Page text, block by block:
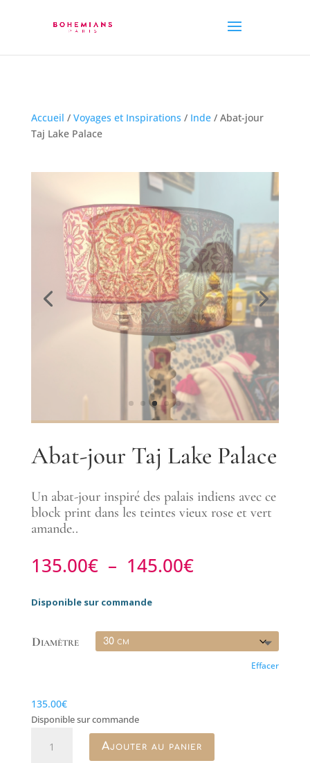
Accueil / Voyages et Inspirations / Inde/ Abat-jour
Taj Lake Palace
Abat-jour Taj Lake Palace
Un abat-jour inspiré des palais indiens avec ce
block print dans les teintes vieux rose et vert
amande..
135.00€ – 145.00€Plage
de
à
145.00€
Disponible sur commande
Diamètre
Effacer
135.00€
Disponible sur commande
Ajouter au panier